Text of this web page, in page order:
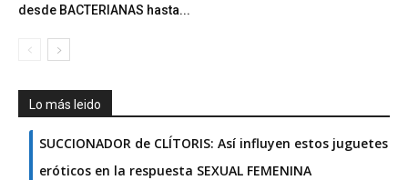
desde BACTERIANAS hasta...
Lo más leido
SUCCIONADOR de CLÍTORIS: Así influyen estos juguetes
eróticos en la respuesta SEXUAL FEMENINA